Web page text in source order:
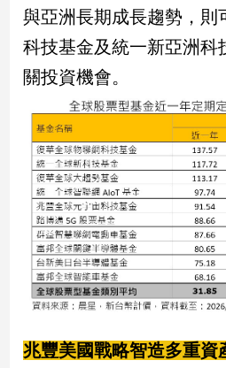
與亞洲長期成長趨勢，則
科技基金及統一新亞洲科
關投資機會。
兆豐美國戰略智造多重資